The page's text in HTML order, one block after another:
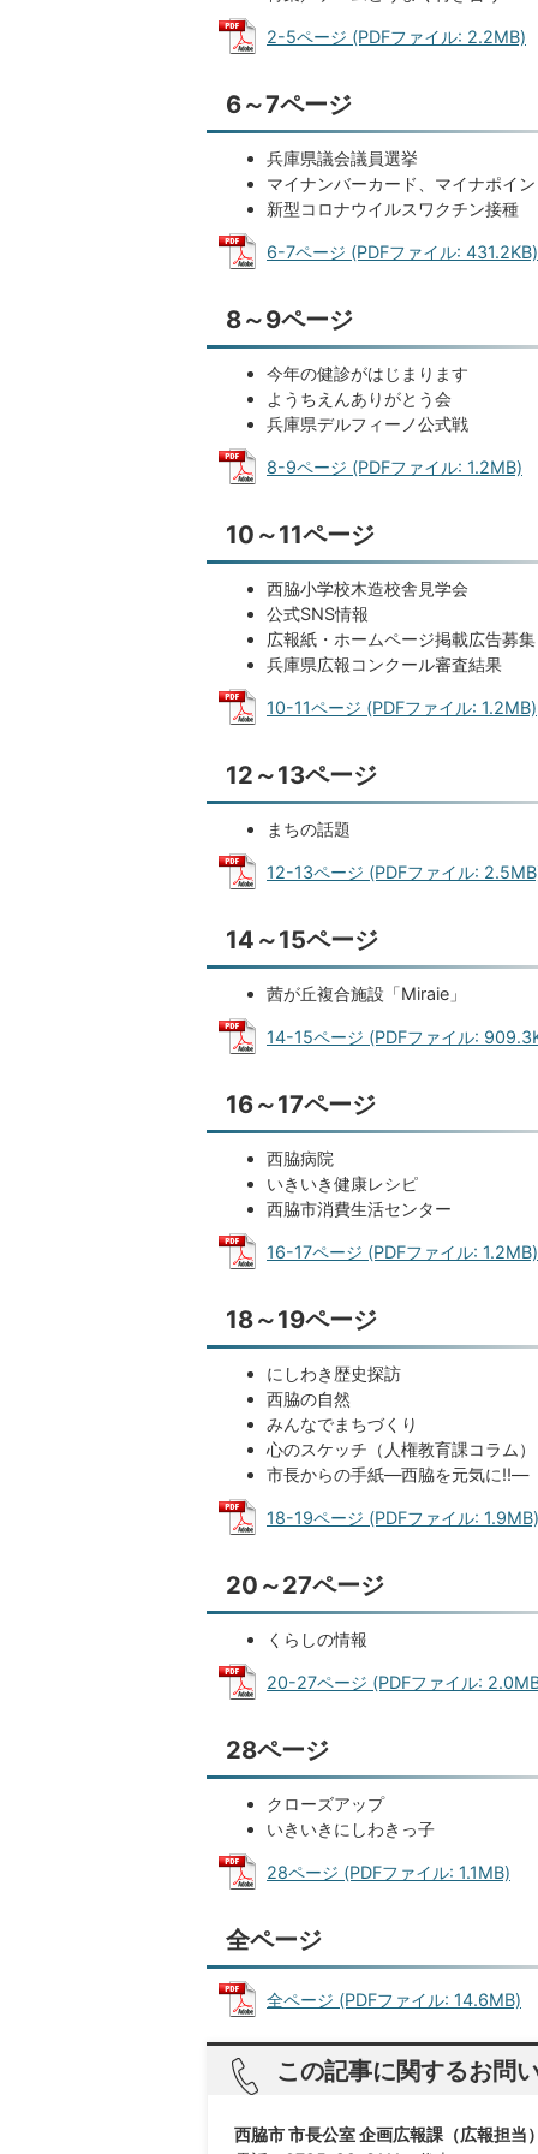
2-5ページ (PDFファイル: 2.2MB)
6～7ページ
兵庫県議会議員選挙
マイナンバーカード、マイナポイ
新型コロナウイルスワクチン接種
6-7ページ (PDFファイル: 431.2KB)
8～9ページ
今年の健診がはじまります
ようちえんありがとう会
兵庫県デルフィーノ公式戦
8-9ページ (PDFファイル: 1.2MB)
10～11ページ
西脇小学校木造校舎見学会
公式SNS情報
広報紙・ホームページ掲載広告募集
兵庫県広報コンクール審査結果
10-11ページ (PDFファイル: 1.2MB)
12～13ページ
まちの話題
12-13ページ (PDFファイル:
14～15ページ
茜が丘複合施設「Miraie」
14-15ページ (PDFファイル:
16～17ページ
西脇病院
いきいき健康レシピ
西脇市消費生活センター
16-17ページ (PDFファイル: 1.2MB)
18～19ページ
にしわき歴史探訪
西脇の自然
みんなでまちづくり
心のスケッチ（人権教育課コラム）
市長からの手紙―西脇を元気に!!―
18-19ページ (PDFファイル: 1.9MB)
20～27ページ
くらしの情報
20-27ページ (PDFファイル:
28ページ
クローズアップ
いきいきにしわきっ子
28ページ (PDFファイル: 1.1MB)
全ページ
全ページ (PDFファイル: 14.6MB)
この記事に関するお問
西脇市 市長公室 企画広報課（広報担当